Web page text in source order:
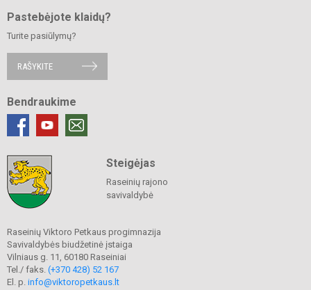
Pastebėjote klaidų?
Turite pasiūlymų?
RAŠYKITE
Bendraukime
Steigėjas
Raseinių rajono
savivaldybė
Raseinių Viktoro Petkaus progimnazija
Savivaldybės biudžetinė įstaiga
Vilniaus g. 11, 60180 Raseiniai
Tel./ faks. (+370 428) 52 167
El. p. info@viktoropetkaus.lt